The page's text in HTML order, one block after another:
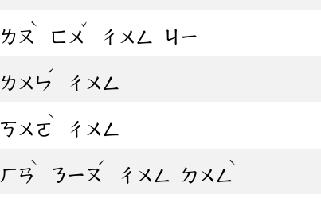
ㄌㄡ
ˋ
ㄈㄨ
ˇ
ㄔㄨㄥ ㄐㄧ
ㄌㄨㄣ
ˊ
ㄔㄨㄥ
ㄎㄨㄛ
ˋ
ㄔㄨㄥ
ㄏㄢ
ˋ
ㄋㄧㄡ
ˊ
ㄔㄨㄥ ㄉㄨㄥ
ˋ